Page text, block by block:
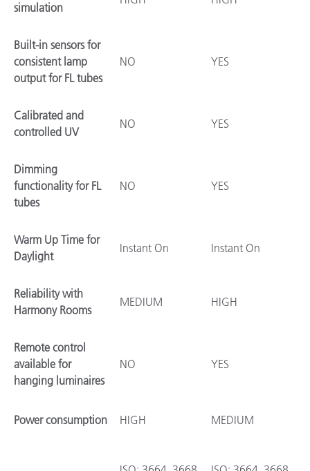
simulation
Built-in sensors for
consistent lamp
output for FL tubes
NO YES
Calibrated and
controlled UV
NO YES
Dimming
functionality for FL
tubes
NO YES
Warm Up Time for
Daylight
Instant On Instant On
Reliability with
Harmony Rooms
MEDIUM HIGH
Remote control
available for
hanging luminaires
NO YES
Power consumption HIGH MEDIUM